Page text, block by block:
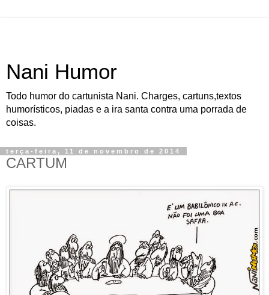
Nani Humor
Todo humor do cartunista Nani. Charges, cartuns,textos
humorísticos, piadas e a ira santa contra uma porrada de
coisas.
terça-feira, 11 de novembro de 2014
CARTUM